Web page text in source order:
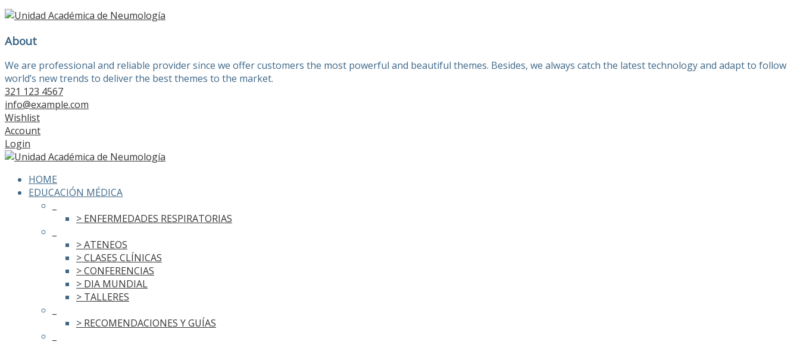
About
We are professional and reliable provider since we offer customers the most powerful and beautiful themes. Besides, we always catch the latest technology and adapt to follow
world’s new trends to deliver the best themes to the market.
321 123 4567
info@example.com
Wishlist
Account
Login
HOME
EDUCACIÓN MÉDICA
> ENFERMEDADES RESPIRATORIAS
> ATENEOS
> CLASES CLÍNICAS
> CONFERENCIAS
> DIA MUNDIAL
> TALLERES
> RECOMENDACIONES Y GUÍAS